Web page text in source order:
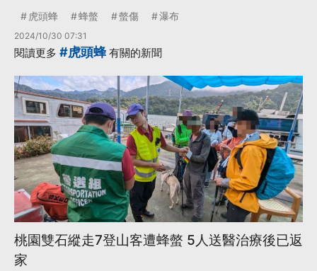
虎頭蜂 蜂螫 螫傷 瀑布
2024/10/30 07:31
閱讀更多 #虎頭蜂 有關的新聞
桃園雙石縱走7登山客遭蜂螫 5人送醫治療後已返
家